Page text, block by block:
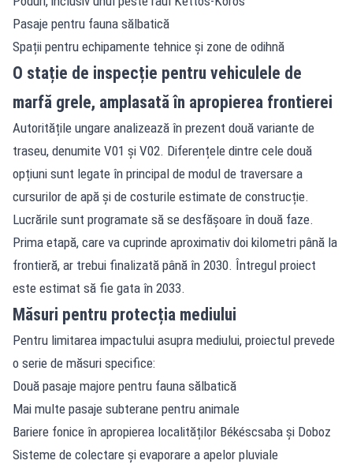
Pasaje pentru fauna sălbatică
Spații pentru echipamente tehnice și zone de odihnă
O stație de inspecție pentru vehiculele de
marfă grele, amplasată în apropierea frontierei
Autoritățile ungare analizează în prezent două variante de
traseu, denumite V01 și V02. Diferențele dintre cele două
opțiuni sunt legate în principal de modul de traversare a
cursurilor de apă și de costurile estimate de construcție.
Lucrările sunt programate să se desfășoare în două faze.
Prima etapă, care va cuprinde aproximativ doi kilometri până la
frontieră, ar trebui finalizată până în 2030. Întregul proiect
este estimat să fie gata în 2033.
Măsuri pentru protecția mediului
Pentru limitarea impactului asupra mediului, proiectul prevede
o serie de măsuri specifice:
Două pasaje majore pentru fauna sălbatică
Mai multe pasaje subterane pentru animale
Bariere fonice în apropierea localităților Békéscsaba și Doboz
Sisteme de colectare și evaporare a apelor pluviale